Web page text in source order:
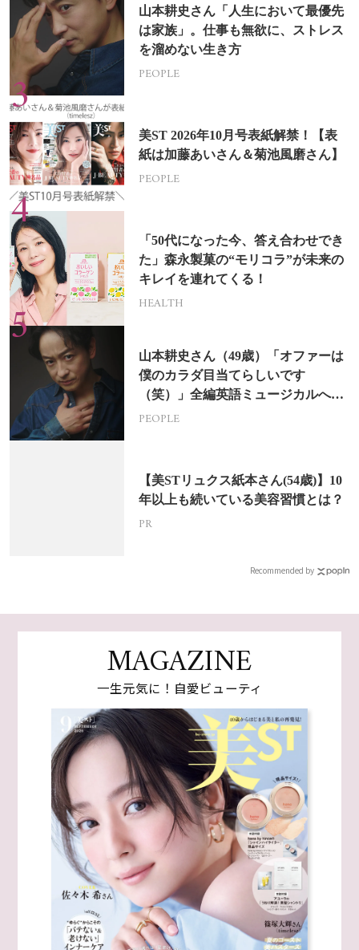
山本耕史さん「人生において最優先
は家族」。仕事も無欲に、ストレス
を溜めない生き方
PEOPLE
美ST 2026年10月号表紙解禁！【表
紙は加藤あいさん＆菊池風磨さん】
PEOPLE
「50代になった今、答え合わせでき
た」森永製菓の“モリコラ”が未来の
キレイを連れてくる！
HEALTH
山本耕史さん（49歳）「オファーは
僕のカラダ目当てらしいです
（笑）」全編英語ミュージカルへの
挑戦
PEOPLE
【美STリュクス紙本さん(54歳)】10
年以上も続いている美容習慣とは？
PR
Recommended by
MAGAZINE
一生元気に！自愛ビューティ